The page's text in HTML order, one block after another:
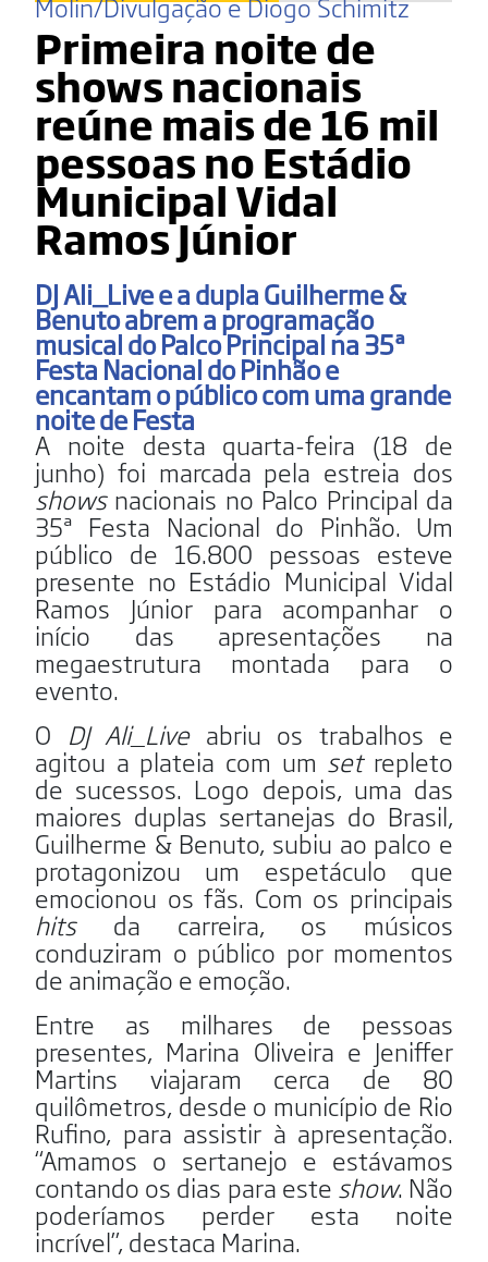
Primeira noite de
shows nacionais
reúne mais de 16 mil
pessoas no Estádio
Municipal Vidal
Ramos Júnior
DJ Ali_Live e a dupla Guilherme &
Benuto abrem a programação
musical do Palco Principal na 35ª
Festa Nacional do Pinhão e
encantam o público com uma grande
noite de Festa
A noite desta quarta-feira (18 de
junho) foi marcada pela estreia dos
showsnacionais no Palco Principal da
35ª Festa Nacional do Pinhão. Um
público de 16.800 pessoas esteve
presente no Estádio Municipal Vidal
Ramos Júnior para acompanhar o
início das apresentações na
megaestrutura montada para o
evento.
O DJ Ali_ Liveabriu os trabalhos e
agitou a plateia com um setrepleto
de sucessos. Logo depois, uma das
maiores duplas sertanejas do Brasil,
Guilherme & Benuto, subiu ao palco e
protagonizou um espetáculo que
emocionou os fãs. Com os principais
hitsda carreira, os músicos
conduziram o público por momentos
de animação e emoção.
Entre as milhares de pessoas
presentes, Marina Oliveira e Jeniffer
Martins viajaram cerca de 80
quilômetros, desde o município de Rio
Rufino, para assistir à apresentação.
“Amamos o sertanejo e estávamos
contando os dias para este show. Não
poderíamos perder esta noite
incrível”, destaca Marina.